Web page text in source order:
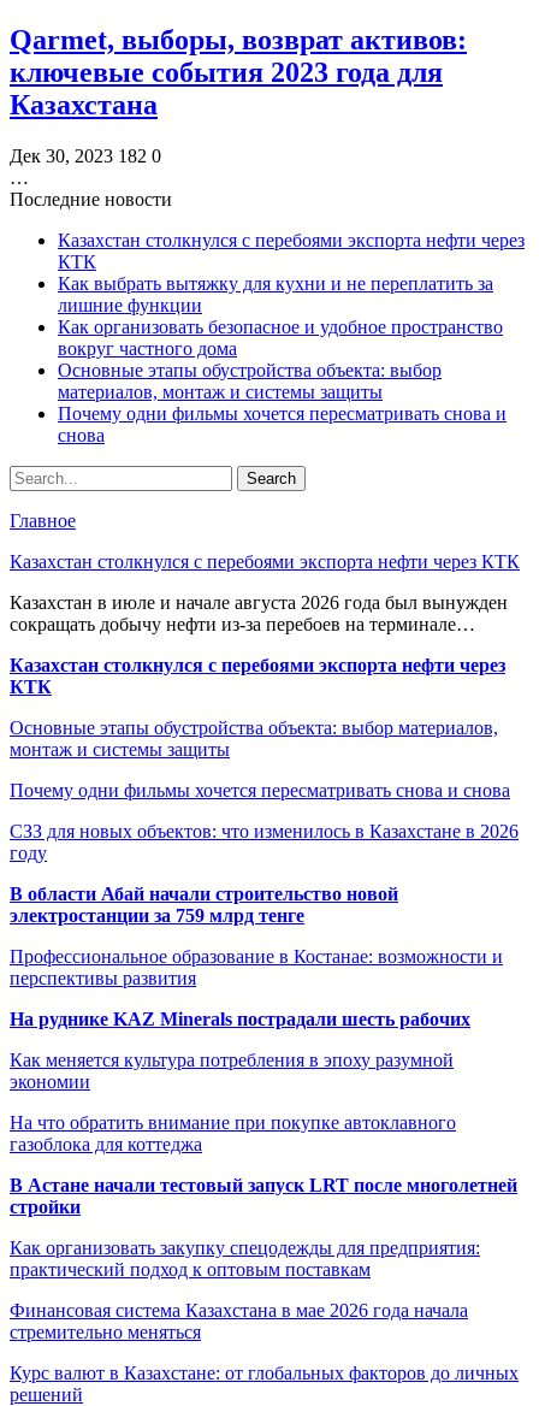
Qarmet, выборы, возврат активов:
ключевые события 2023 года для
Казахстана
Дек 30, 2023 182 0
…
Последние новости
Казахстан столкнулся с перебоями экспорта нефти через
КТК
Как выбрать вытяжку для кухни и не переплатить за
лишние функции
Как организовать безопасное и удобное пространство
вокруг частного дома
Основные этапы обустройства объекта: выбор
материалов, монтаж и системы защиты
Почему одни фильмы хочется пересматривать снова и
снова
Главное
Казахстан столкнулся с перебоями экспорта нефти через КТК
Казахстан в июле и начале августа 2026 года был вынужден
сокращать добычу нефти из-за перебоев на терминале…
Казахстан столкнулся с перебоями экспорта нефти через
КТК
Основные этапы обустройства объекта: выбор материалов,
монтаж и системы защиты
Почему одни фильмы хочется пересматривать снова и снова
СЗЗ для новых объектов: что изменилось в Казахстане в 2026
году
В области Абай начали строительство новой
электростанции за 759 млрд тенге
Профессиональное образование в Костанае: возможности и
перспективы развития
На руднике KAZ Minerals пострадали шесть рабочих
Как меняется культура потребления в эпоху разумной
экономии
На что обратить внимание при покупке автоклавного
газоблока для коттеджа
В Астане начали тестовый запуск LRT после многолетней
стройки
Как организовать закупку спецодежды для предприятия:
практический подход к оптовым поставкам
Финансовая система Казахстана в мае 2026 года начала
стремительно меняться
Курс валют в Казахстане: от глобальных факторов до личных
решений